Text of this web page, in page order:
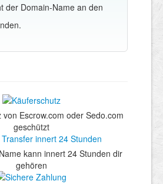
der Domain-Name an den
von Escrow.com oder Sedo.com
geschützt
kann innert 24 Stunden dir
gehören